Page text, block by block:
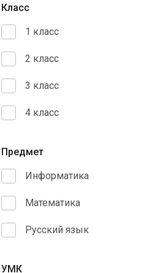
Класс
1 класс
2 класс
3 класс
4 класс
Предмет
Информатика
Математика
Русский язык
УМК